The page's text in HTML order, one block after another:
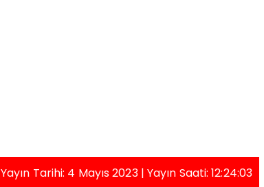
Yayın Tarihi: 4 Mayıs 2023 | Yayın Saati: 12:24:03